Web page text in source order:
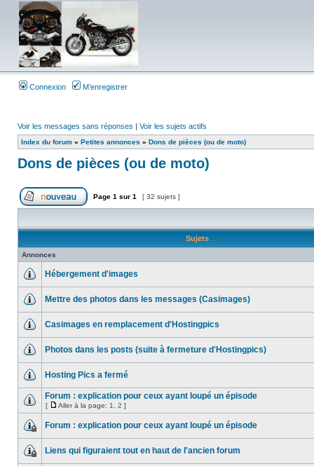
Connexion M’enregistrer
Voir les messages sans réponses | Voir les sujets actifs
Index du forum » Petites annonces » Dons de pièces (ou de moto)
Dons de pièces (ou de moto)
Page 1 sur 1 [ 32 sujets ]
Sujets
Annonces
Hébergement d'images
Mettre des photos dans les messages (Casimages)
Casimages en remplacement d'Hostingpics
Photos dans les posts (suite à fermeture d'Hostingpics)
Hosting Pics a fermé
Forum : explication pour ceux ayant loupé un épisode
[ Aller à la page: 1 2 ]
Forum : explication pour ceux ayant loupé un épisode
Liens qui figuraient tout en haut de l'ancien forum